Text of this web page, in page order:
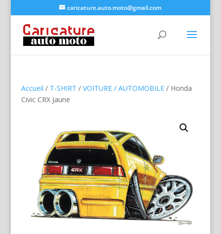
caricature.auto.moto@gmail.com
Accueil / T-SHIRT / VOITURE / AUTOMOBILE/ Honda
Civic CRX Jaune